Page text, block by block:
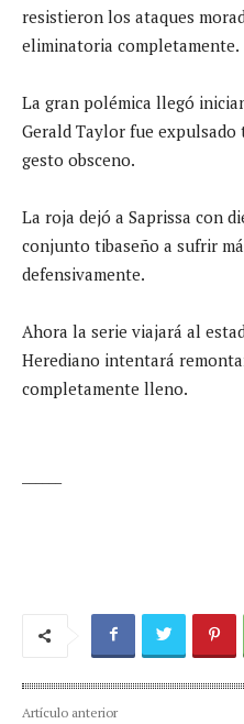
resistieron los ataques
eliminatoria completamente.
La gran polémica llegó
Gerald Taylor fue
gesto obsceno.
La roja dejó a Saprissa con
conjunto tibaseño a sufrir
defensivamente.
Ahora la serie viajará al
Herediano intentará
completamente lleno.
Artículo anterior